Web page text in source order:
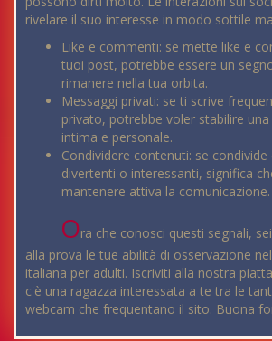
rivelare il suo interesse in modo sottile
Like e commenti: se mette like e
tuoi post, potrebbe essere un
rimanere nella tua orbita.
Messaggi privati: se ti scrive
privato, potrebbe voler stabilire
intima e personale.
Condividere contenuti: se
divertenti o interessanti, significa
mantenere attiva la comunicazione.
Ora che conosci questi segnali,
alla prova le tue abilità di osservazione
italiana per adulti. Iscriviti alla nostra
c'è una ragazza interessata a te tra le
webcam che frequentano il sito. Buona